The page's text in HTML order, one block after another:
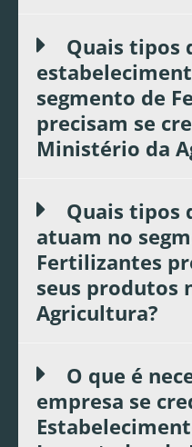
Quais tipos
segmento de
precisam se
Ministério da
Quais tipos
atuam no
Fertilizantes
seus produtos
Agricultura?
O que é
empresa se